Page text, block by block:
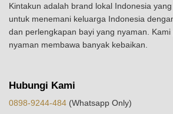
Kintakun adalah brand lokal Indonesia
untuk menemani keluarga Indonesia
dan perlengkapan bayi yang nyaman.
nyaman membawa banyak kebaikan.
Hubungi Kami
0898-9244-484 (Whatsapp Only)